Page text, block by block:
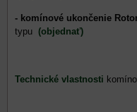
- komínové ukončenie
typu (objednať)
Technické vlastnosti